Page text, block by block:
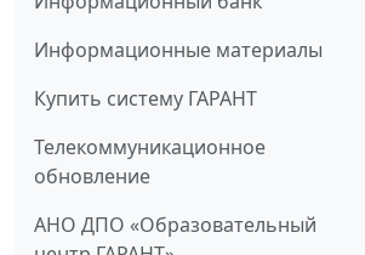
Информационные материалы
Купить систему ГАРАНТ
Телекоммуникационное
обновление
АНО ДПО «Образовательный